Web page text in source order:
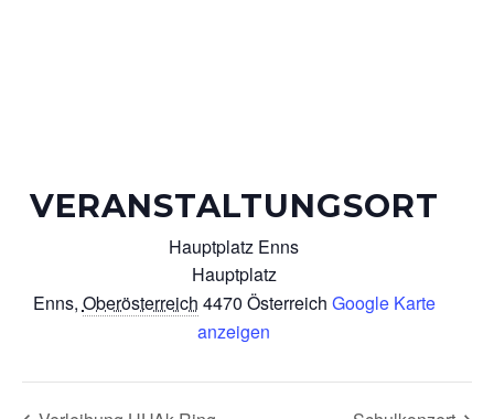
VERANSTALTUNGSORT
Hauptplatz Enns
Hauptplatz
Enns, Oberösterreich 4470 Österreich Google Karte
anzeigen